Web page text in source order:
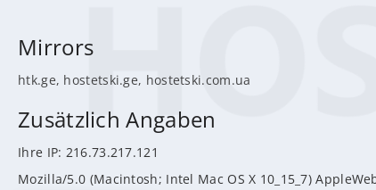
Mirrors
htk.ge, hostetski.ge, hostetski.com.ua
Zusätzlich Angaben
Ihre IP: 216.73.217.121
Mozilla/5.0 (Macintosh; Intel Mac OS X 10_15_7)